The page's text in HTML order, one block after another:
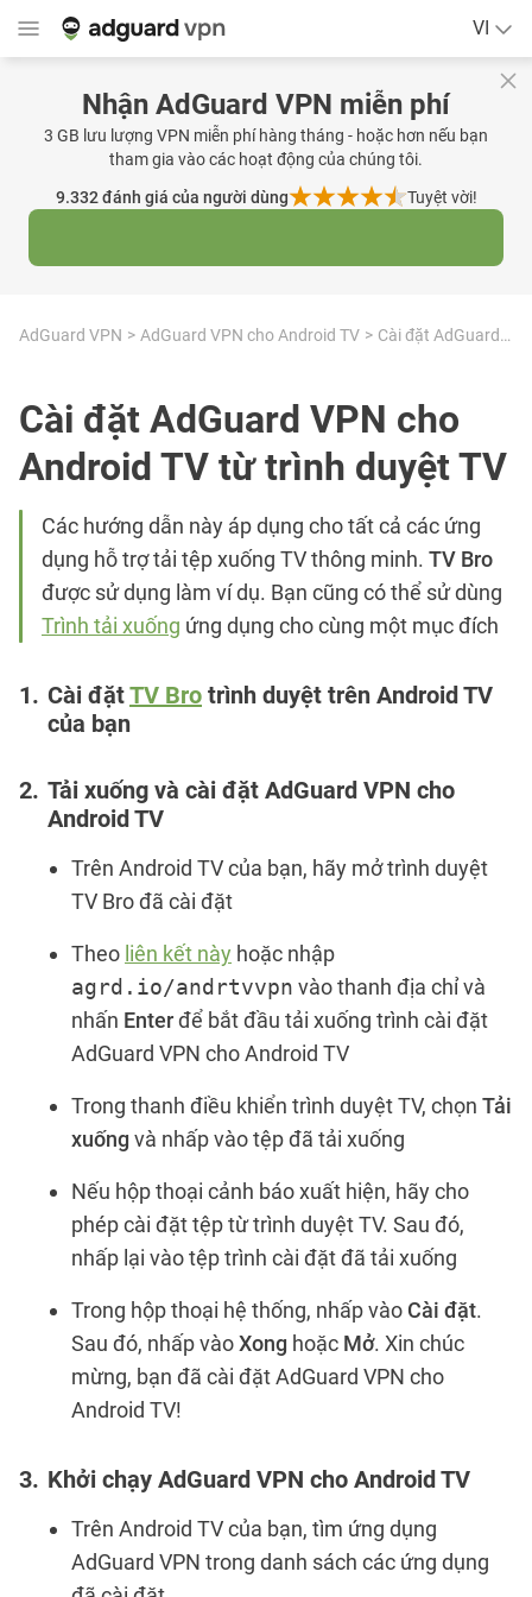
VI
Nhận AdGuard VPN miễn phí
3 GB lưu lượng VPN miễn phí hàng tháng - hoặc hơn nếu bạn
tham gia vào các hoạt động của chúng tôi.
9.332đánh giá của người dùng Tuyệt vời!
AdGuard VPN AdGuard VPN cho Android TV Cài đặt AdGuard VPN cho Android TV từ trình duyệt TV
Cài đặt AdGuard VPN cho
Android TV từ trình duyệt TV
Các hướng dẫn này áp dụng cho tất cả các ứng
dụng hỗ trợ tải tệp xuống TV thông minh. TV Bro
được sử dụng làm ví dụ. Bạn cũng có thể sử dùng
Trình tải xuống ứng dụng cho cùng một mục đích
Cài đặtTV Bro trình duyệt trên Android TV
của bạn
Tải xuống và cài đặt AdGuard VPN cho
Android TV
Trên Android TV của bạn, hãy mở trình duyệt
TV Bro đã cài đặt
Theo liên kết này hoặc nhập
agrd.io/andrtvvpn vào thanh địa chỉ và
nhấn Enterđể bắt đầu tải xuống trình cài đặt
AdGuard VPN cho Android TV
Trong thanh điều khiển trình duyệt TV, chọn Tải
xuống và nhấp vào tệp đã tải xuống
Nếu hộp thoại cảnh báo xuất hiện, hãy cho
phép cài đặt tệp từ trình duyệt TV. Sau đó,
nhấp lại vào tệp trình cài đặt đã tải xuống
Trong hộp thoại hệ thống, nhấp vào Cài đặt.
Sau đó, nhấp vàoXong hoặc Mở. Xin chúc
mừng, bạn đã cài đặt AdGuard VPN cho
Android TV!
Khởi chạy AdGuard VPN cho Android TV
Trên Android TV của bạn, tìm ứng dụng
AdGuard VPN trong danh sách các ứng dụng